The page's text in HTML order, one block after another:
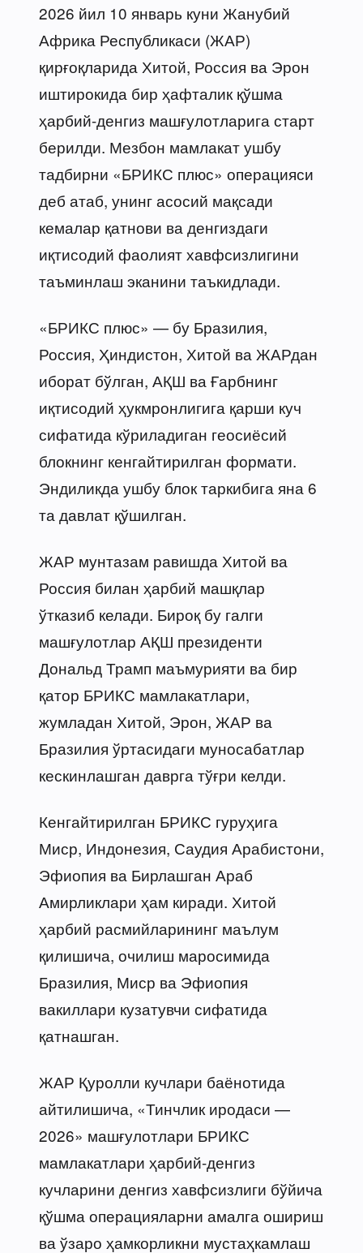
2026 йил 10 январь куни Жанубий
Африка Республикаси (ЖАР)
қирғоқларида Хитой, Россия ва Эрон
иштирокида бир ҳафталик қўшма
ҳарбий-денгиз машғулотларига старт
берилди. Мезбон мамлакат ушбу
тадбирни «БРИКС плюс» операцияси
деб атаб, унинг асосий мақсади
кемалар қатнови ва денгиздаги
иқтисодий фаолият хавфсизлигини
таъминлаш эканини таъкидлади.
«БРИКС плюс» — бу Бразилия,
Россия, Ҳиндистон, Хитой ва ЖАРдан
иборат бўлган, АҚШ ва Ғарбнинг
иқтисодий ҳукмронлигига қарши куч
сифатида кўриладиган геосиёсий
блокнинг кенгайтирилган формати.
Эндиликда ушбу блок таркибига яна 6
та давлат қўшилган.
ЖАР мунтазам равишда Хитой ва
Россия билан ҳарбий машқлар
ўтказиб келади. Бироқ бу галги
машғулотлар АҚШ президенти
Дональд Трамп маъмурияти ва бир
қатор БРИКС мамлакатлари,
жумладан Хитой, Эрон, ЖАР ва
Бразилия ўртасидаги муносабатлар
кескинлашган даврга тўғри келди.
Кенгайтирилган БРИКС гуруҳига
Миср, Индонезия, Саудия Арабистони,
Эфиопия ва Бирлашган Араб
Амирликлари ҳам киради. Хитой
ҳарбий расмийларининг маълум
қилишича, очилиш маросимида
Бразилия, Миср ва Эфиопия
вакиллари кузатувчи сифатида
қатнашган.
ЖАР Қуролли кучлари баёнотида
айтилишича, «Тинчлик иродаси —
2026» машғулотлари БРИКС
мамлакатлари ҳарбий-денгиз
кучларини денгиз хавфсизлиги бўйича
қўшма операцияларни амалга ошириш
ва ўзаро ҳамкорликни мустаҳкамлаш